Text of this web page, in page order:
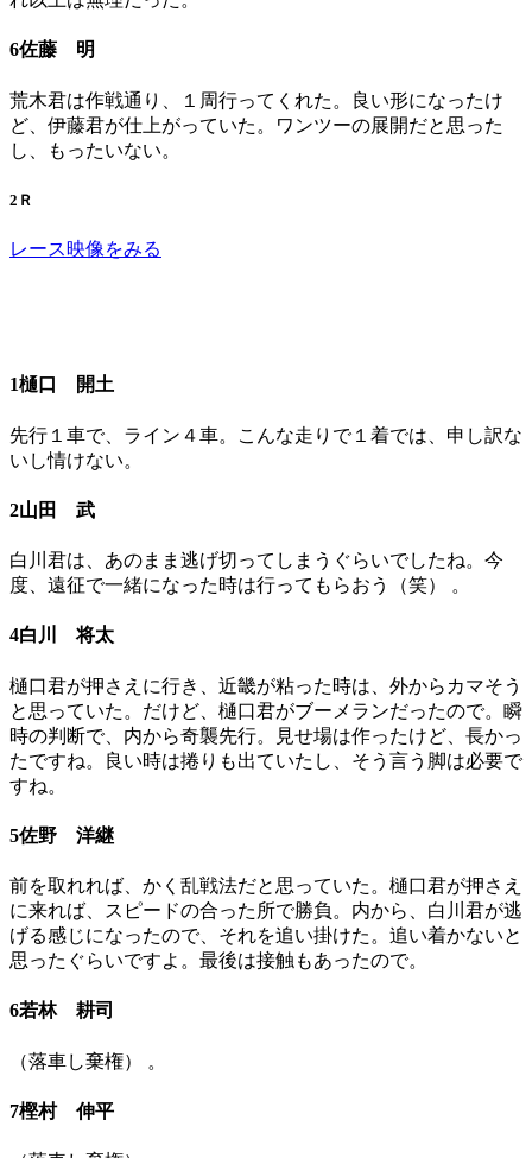
6佐藤 明
荒木君は作戦通り、１周行ってくれた。良い形になったけ
ど、伊藤君が仕上がっていた。ワンツーの展開だと思った
し、もったいない。
2Ｒ
レース映像をみる
1樋口 開土
先行１車で、ライン４車。こんな走りで１着では、申し訳な
いし情けない。
2山田 武
白川君は、あのまま逃げ切ってしまうぐらいでしたね。今
度、遠征で一緒になった時は行ってもらおう（笑） 。
4白川 将太
樋口君が押さえに行き、近畿が粘った時は、外からカマそう
と思っていた。だけど、樋口君がブーメランだったので。瞬
時の判断で、内から奇襲先行。見せ場は作ったけど、長かっ
たですね。良い時は捲りも出ていたし、そう言う脚は必要で
すね。
5佐野 洋継
前を取れれば、かく乱戦法だと思っていた。樋口君が押さえ
に来れば、スピードの合った所で勝負。内から、白川君が逃
げる感じになったので、それを追い掛けた。追い着かないと
思ったぐらいですよ。最後は接触もあったので。
6若林 耕司
（落車し棄権） 。
7樫村 伸平